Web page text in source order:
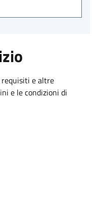
requisiti e altre
e le condizioni di